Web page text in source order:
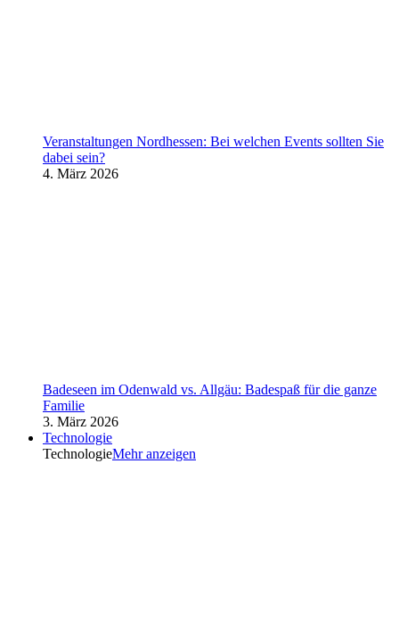
Veranstaltungen Nordhessen: Bei welchen Events sollten Sie
dabei sein?
4. März 2026
Badeseen im Odenwald vs. Allgäu: Badespaß für die ganze
Familie
3. März 2026
Technologie
TechnologieMehr anzeigen